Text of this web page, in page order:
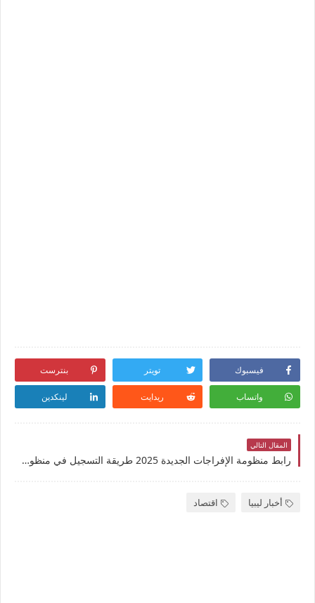
فيسبوك تويتر بنترست
واتساب ريدايت لينكدين
المقال التالي
رابط منظومة الإفراجات الجديدة 2025 طريقة التسجيل في منظومة راتبك لحظي للاستعلام عن الافراجات المالية وتتبع صرف المرتبات لشهر نوفمبر
أخبار ليبيا اقتصاد